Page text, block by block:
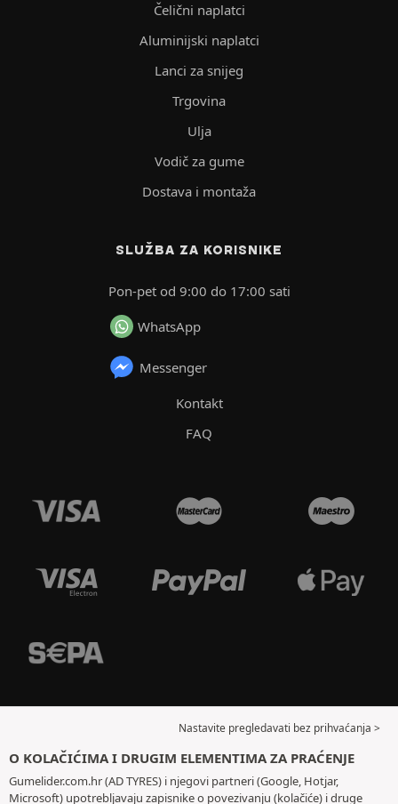
Čelični naplatci
Aluminijski naplatci
Lanci za snijeg
Trgovina
Ulja
Vodič za gume
Dostava i montaža
SLUŽBA ZA KORISNIKE
Pon-pet od 9:00 do 17:00 sati
WhatsApp
Messenger
Kontakt
FAQ
Nastavite pregledavati bez prihvaćanja >
O KOLAČIĆIMA I DRUGIM ELEMENTIMA ZA PRAĆENJE
Gumelider.com.hr (AD TYRES) i njegovi partneri (Google, Hotjar,
Microsoft) upotrebljavaju zapisnike o povezivanju (kolačiće) i druge